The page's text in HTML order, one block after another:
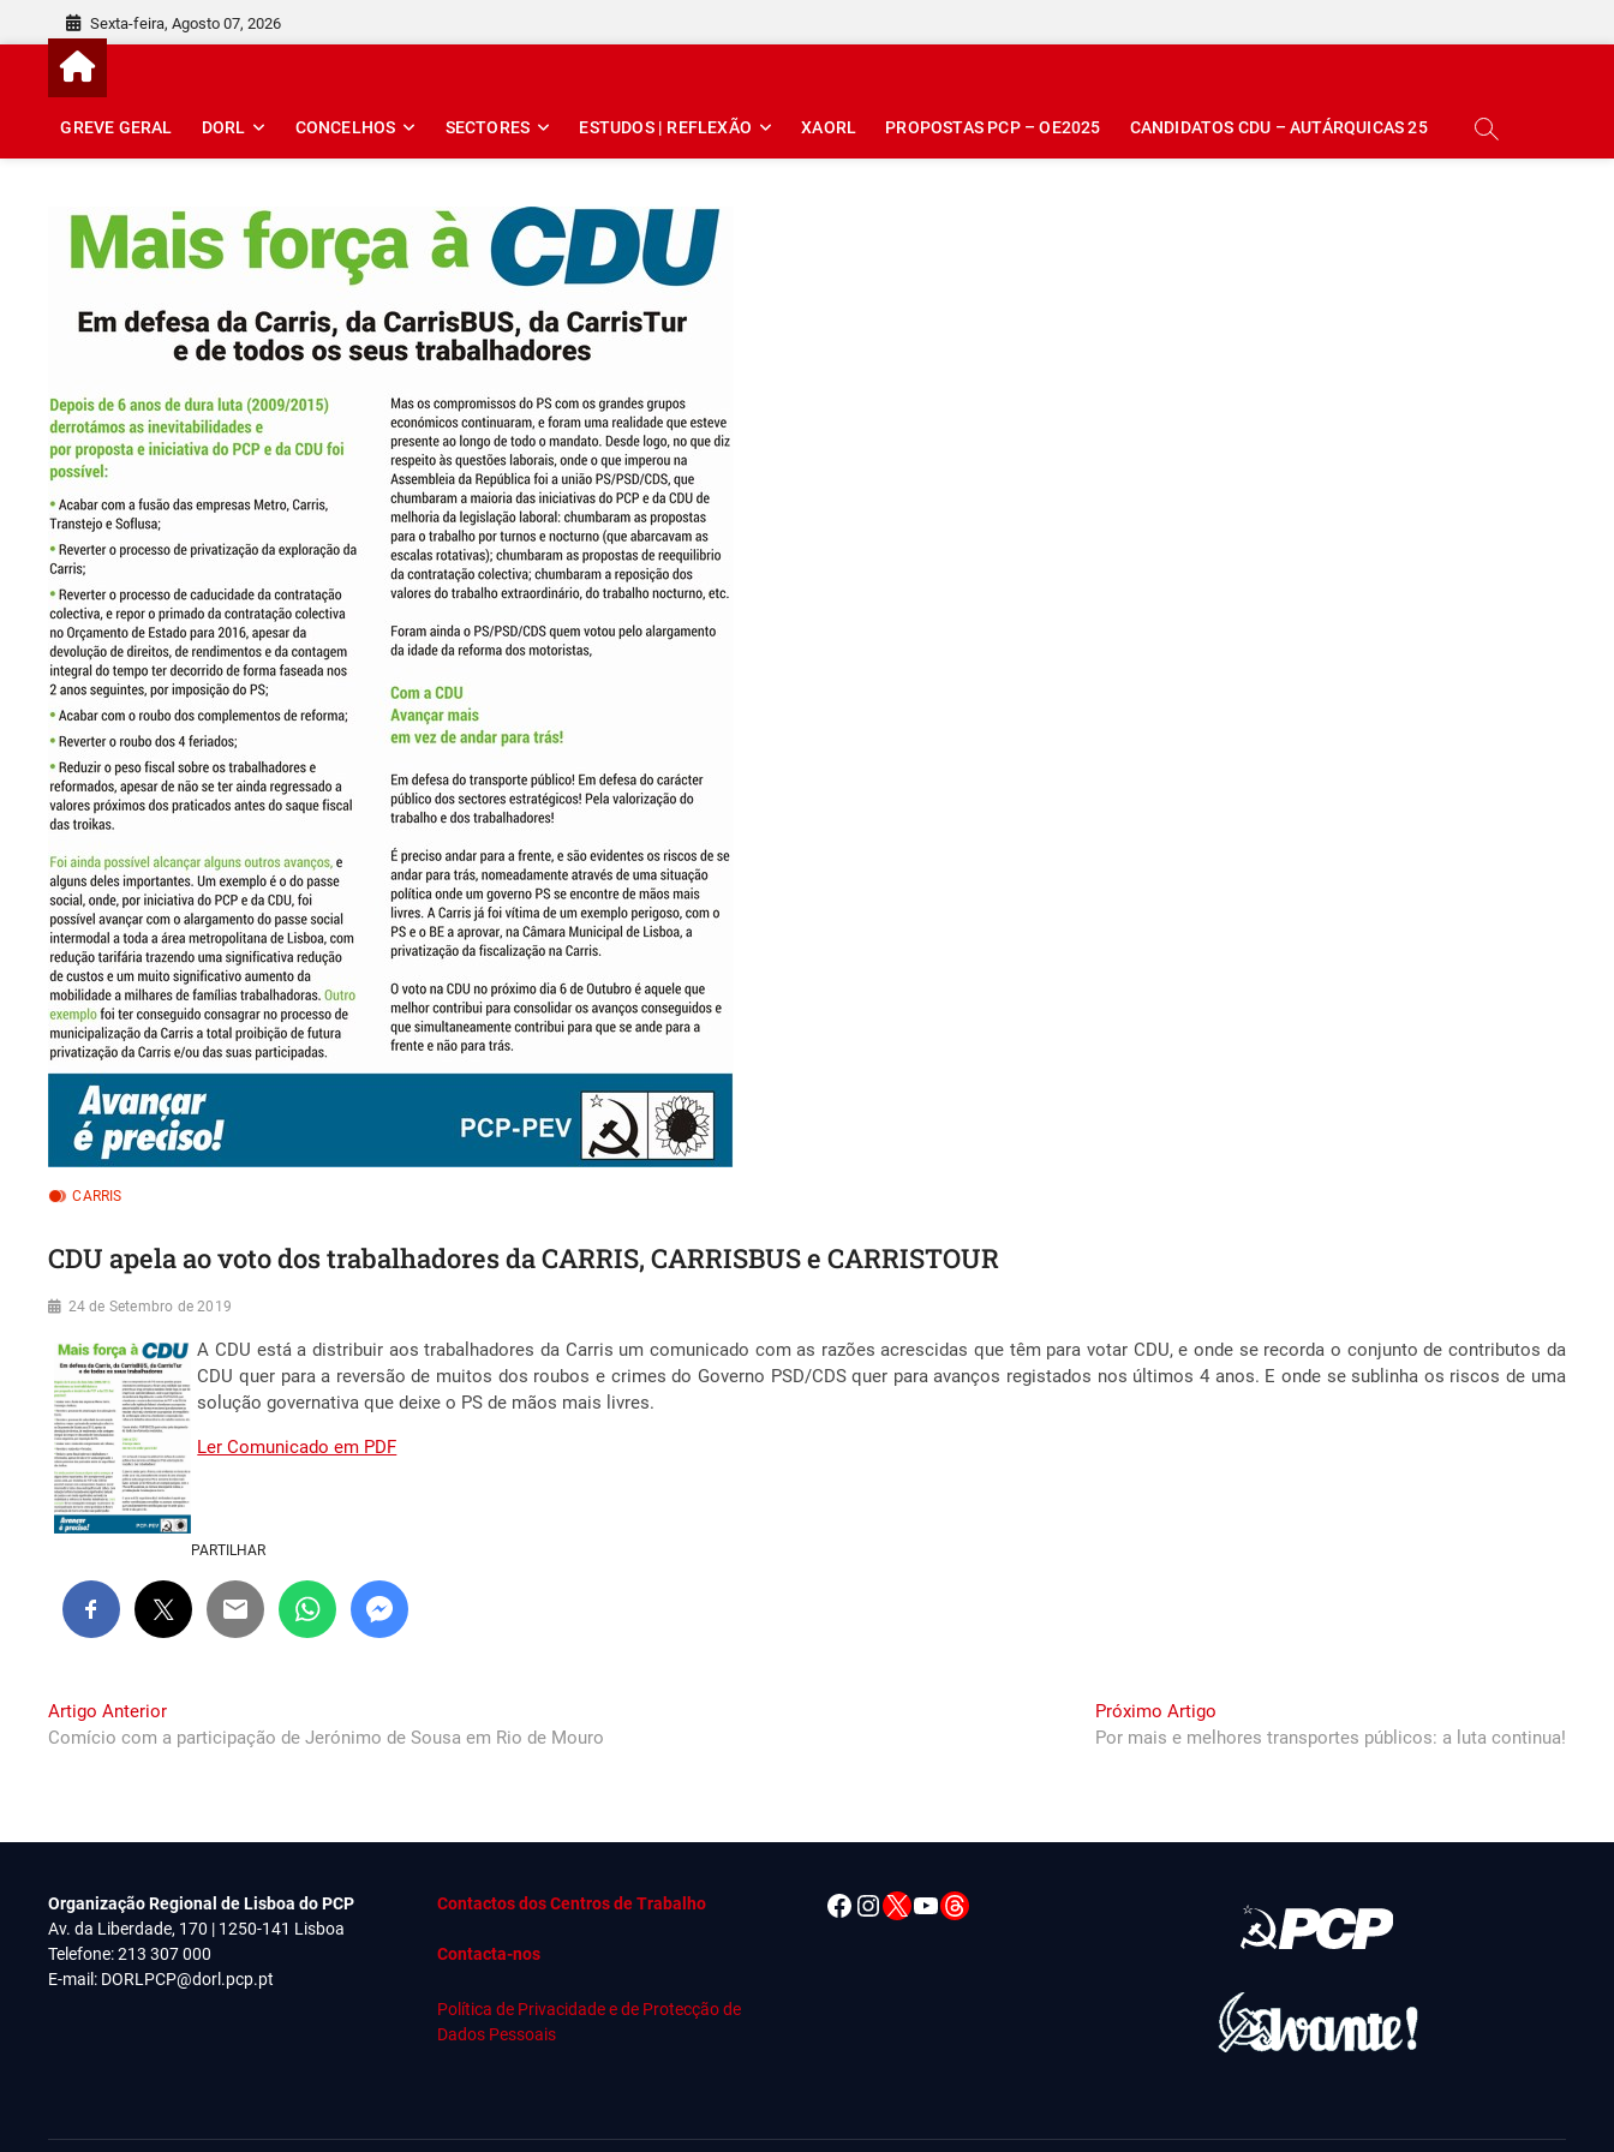
content
Sexta-feira, Agosto 07, 2026
GREVE GERAL DORL CONCELHOS SECTORES ESTUDOS | REFLEXÃO XAORL PROPOSTAS PCP – OE2025 CANDIDATOS CDU – AUTÁRQUICAS 25
CARRIS
CDU apela ao voto dos trabalhadores da CARRIS, CARRISBUS e CARRISTOUR
24 de Setembro de 2019
A CDU está a distribuir aos trabalhadores da Carris um comunicado com as razões acrescidas que têm para votar CDU, e onde se recorda o conjunto de contributos da
CDU quer para a reversão de muitos dos roubos e crimes do Governo PSD/CDS quer para avanços registados nos últimos 4 anos. E onde se sublinha os riscos de uma
solução governativa que deixe o PS de mãos mais livres.
Ler Comunicado em PDF
PARTILHAR
Navegação
de
Artigo AnteriorPrevious
post:
Comício com a participação de Jerónimo de Sousa em Rio de Mouro
Próximo ArtigoNext
post:
Por mais e melhores transportes públicos: a luta continua!
Organização Regional de Lisboa do PCP
Av. da Liberdade, 170 | 1250-141 Lisboa
Telefone: 213 307 000
E-mail: DORLPCP@dorl.pcp.pt
Contactos dos Centros de Trabalho
Contacta-nos
Política de Privacidade e de Protecção de
Dados Pessoais
Facebook
Instagram
X YouTube
Threads